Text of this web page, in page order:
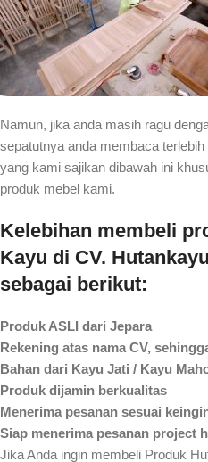
Namun, jika anda masih ragu
sepatutnya anda membaca
yang kami sajikan dibawah ini
produk mebel kami.
Kelebihan membeli
Kayu di CV.
sebagai berikut:
Produk ASLI dari Jepara
Rekening atas nama CV,
Bahan dari Kayu Jati / Kayu
Produk dijamin berkualitas
Menerima pesanan sesuai
Siap menerima pesanan project
Jika Anda ingin membeli Produk